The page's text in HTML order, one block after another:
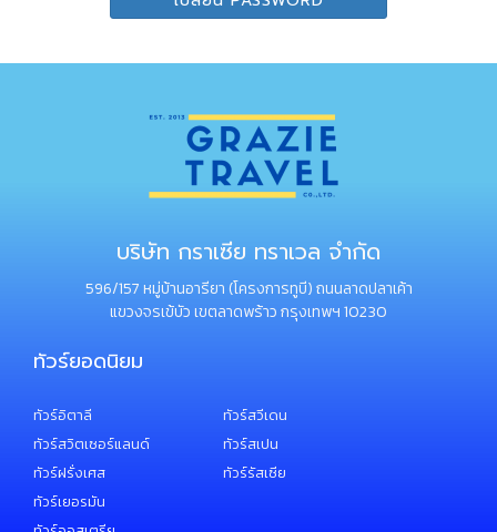
บริษัท กราเซีย ทราเวล จำกัด
596/157 หมู่บ้านอารียา (โครงการทูบี) ถนนลาดปลาเค้า
แขวงจรเข้บัว เขตลาดพร้าว กรุงเทพฯ 10230
ทัวร์ยอดนิยม
ทัวร์อิตาลี
ทัวร์สวิตเซอร์แลนด์
ทัวร์ฝรั่งเศส
ทัวร์เยอรมัน
ทัวร์สวีเดน
ทัวร์สเปน
ทัวร์รัสเซีย